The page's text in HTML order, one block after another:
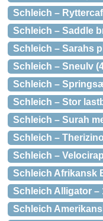
Schleich –
Schleich – Saddle
Schleich – Sarahs
Schleich – Sneulv
Schleich –
Schleich – Stor
Schleich – Surah
Schleich –
Schleich –
Schleich Afrikansk
Schleich Alligator –
Schleich